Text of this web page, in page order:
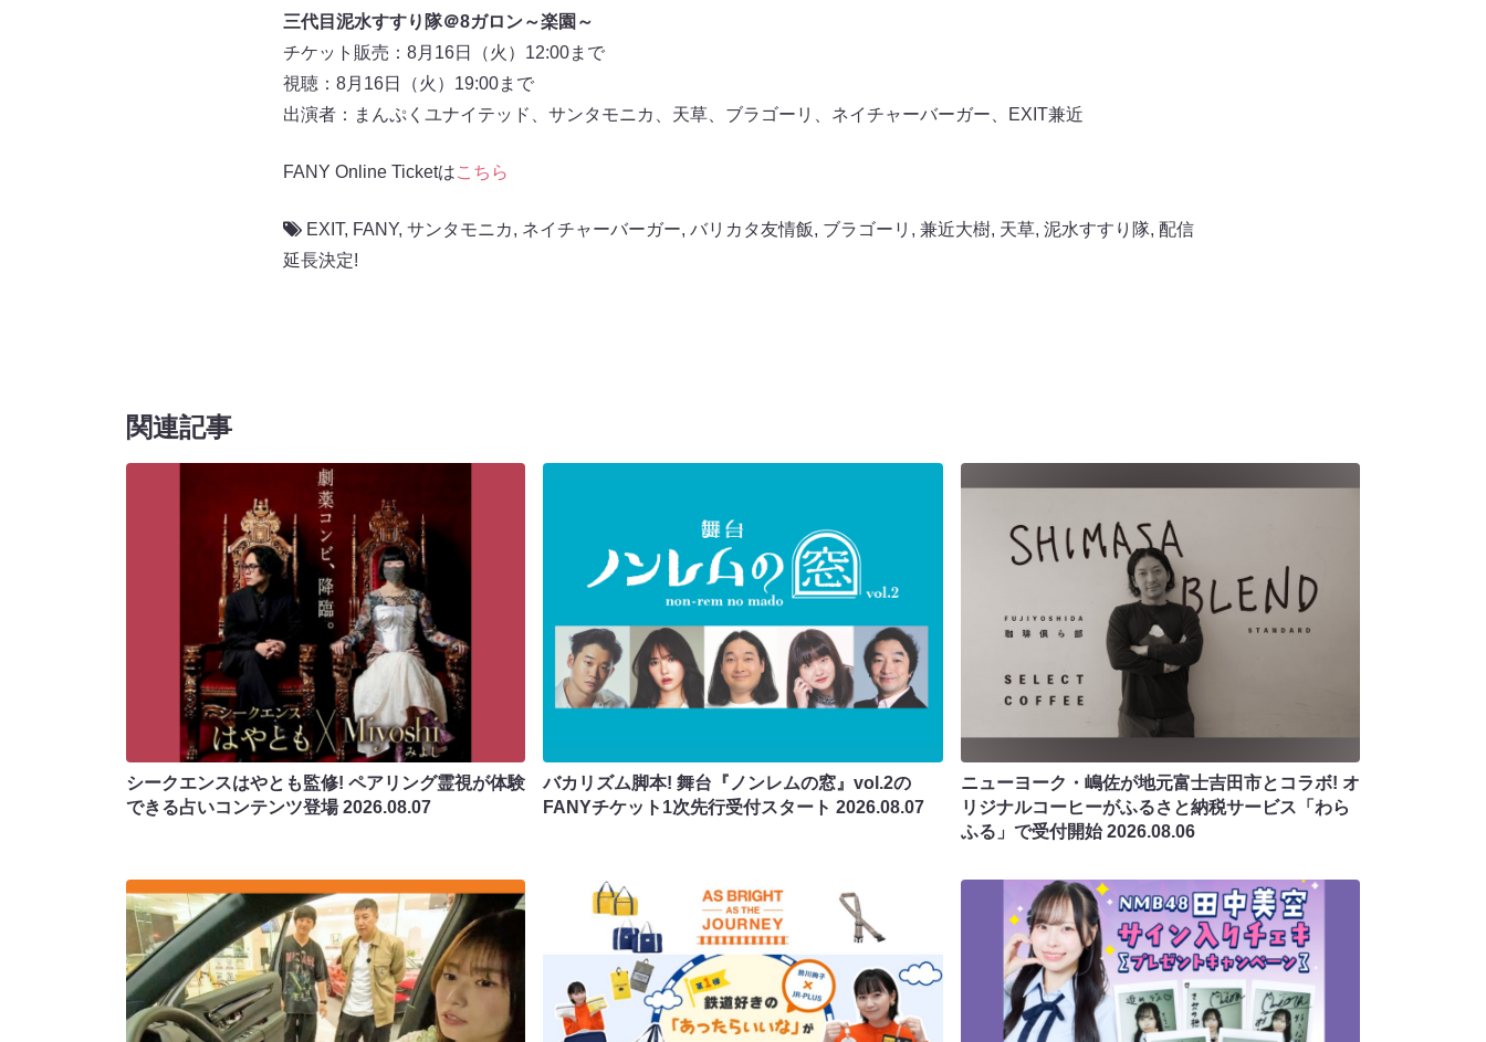
三代目泥水すすり隊＠8ガロン～楽園～
チケット販売：8月16日（火）12:00まで
視聴：8月16日（火）19:00まで
出演者：まんぷくユナイテッド、サンタモニカ、天草、ブラゴーリ、ネイチャーバーガー、EXIT兼近
FANY Online Ticketはこちら
EXIT, FANY, サンタモニカ, ネイチャーバーガー, バリカタ友情飯, ブラゴーリ , 兼近大樹, 天草, 泥水すすり隊, 配信
延長決定!
関連記事
シークエンスはやとも監修! ペアリング霊視が体験
できる占いコンテンツ登場2026.08.07
バカリズム脚本! 舞台『ノンレムの窓』vol.2の
FANYチケット1次先行受付スタート2026.08.07
ニューヨーク・嶋佐が地元富士吉田市とコラボ! オ
リジナルコーヒーがふるさと納税サービス「わら
ふる」で受付開始2026.08.06